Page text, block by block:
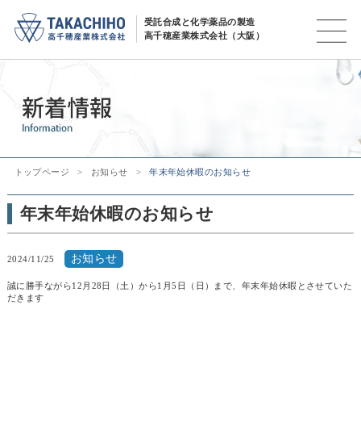
受託合成と化学薬品の製造
高千穂産業株式会社（大阪）
トップページ お知らせ 年末年始休暇のお知らせ
年末年始休暇のお知らせ
2024/11/25 お知らせ
誠に勝手ながら12月28日（土）から1月5日（日）まで、年末年始休暇とさせていた
だきます